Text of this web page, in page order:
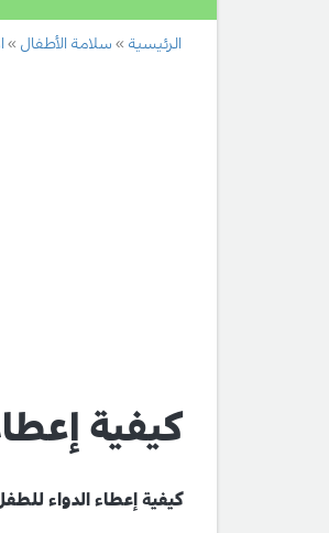
الرئيسية سلامة الأطفال
كيفية
كيفية إعطاء الدواء